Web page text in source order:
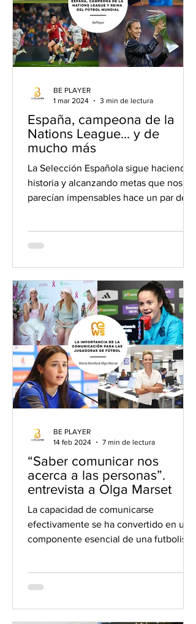
España, campeona de la
Nations League... y de
mucho más
La Selección Española sigue haciendo
historia y alcanzando metas que nos
parecían impensables hace un par de
BE PLAYER
1 mar 2024
3 min de lectura
“Saber comunicar nos
acerca a las personas”.
entrevista a Olga Marset
La capacidad de comunicarse
efectivamente se ha convertido en un
componente esencial de una futbolista,
BE PLAYER
14 feb 2024
7 min de lectura